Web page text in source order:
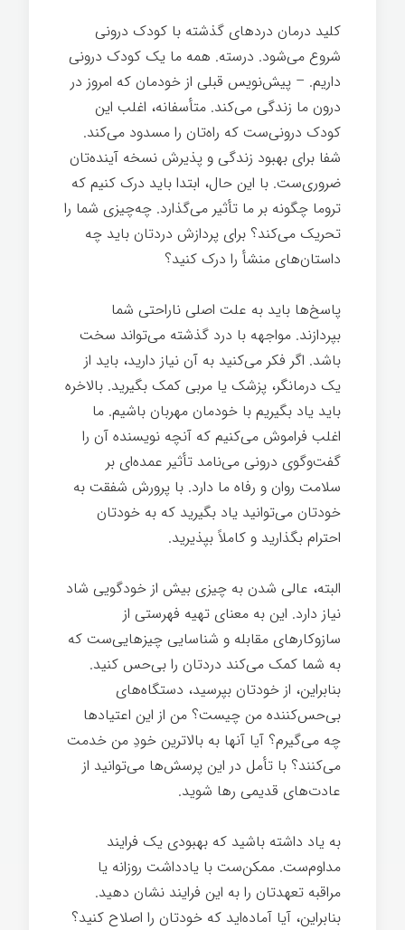
کلید درمان دردهای گذشته با کودک درونی
شروع می‌شود. درسته. همه ما یک کودک درونی
داریم. – پیش‌نویس قبلی از خودمان که امروز در
درون ما زندگی می‌کند. متأسفانه، اغلب این
کودک درونی‌ست که راه‌تان را مسدود می‌کند.
شفا برای بهبود زندگی و پذیرش نسخه آینده‌تان
ضروری‌ست. با این حال، ابتدا باید درک کنیم که
تروما چگونه بر ما تأثیر می‌گذارد. چه‌چیزی شما را
تحریک می‌کند؟ برای پردازش دردتان باید چه
داستان‌های منشأ را درک کنید؟
پاسخ‌ها باید به علت اصلی ناراحتی شما
بپردازند. مواجهه با درد گذشته می‌تواند سخت
باشد. اگر فکر می‌کنید به آن نیاز دارید، باید از
یک درمانگر، پزشک یا مربی کمک بگیرید. بالاخره
باید یاد بگیریم با خودمان مهربان باشیم. ما
اغلب فراموش می‌کنیم که آنچه نویسنده آن را
گفت‌وگوی درونی می‌نامد تأثیر عمده‌ای بر
سلامت روان و رفاه ما دارد. با پرورش شفقت به
خودتان می‌توانید یاد بگیرید که به خودتان
احترام بگذارید و کاملاً بپذیرید.
البته، عالی شدن به چیزی بیش از خودگویی شاد
نیاز دارد. این به معنای تهیه فهرستی از
سازوکارهای مقابله و شناسایی چیزهایی‌ست که
به شما کمک می‌کند دردتان را بی‌حس کنید.
بنابراین، از خودتان بپرسید، دستگاه‌های
بی‌حس‌کننده من چیست؟ من از این اعتیادها
چه می‌گیرم؟ آیا آنها به بالاترین خودِ من خدمت
می‌کنند؟ با تأمل در این پرسش‌ها می‌توانید از
عادت‌های قدیمی رها شوید.
به یاد داشته باشید که بهبودی یک فرایند
مداوم‌ست. ممکن‌ست با یادداشت روزانه یا
مراقبه تعهدتان را به این فرایند نشان دهید.
بنابراین، آیا آماده‌اید که خودتان را اصلاح کنید؟